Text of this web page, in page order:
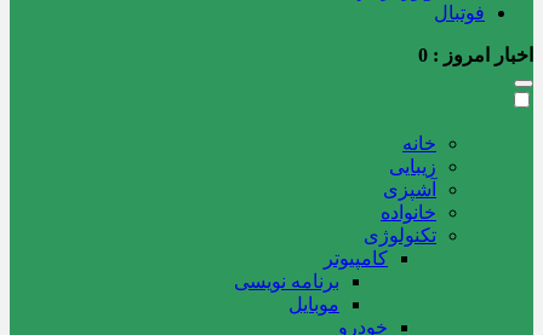
فوتبال
اخبار امروز : 0
خانه
زیبایی
آشپزی
خانواده
تکنولوژی
کامپیوتر
برنامه نویسی
موبایل
خودرو